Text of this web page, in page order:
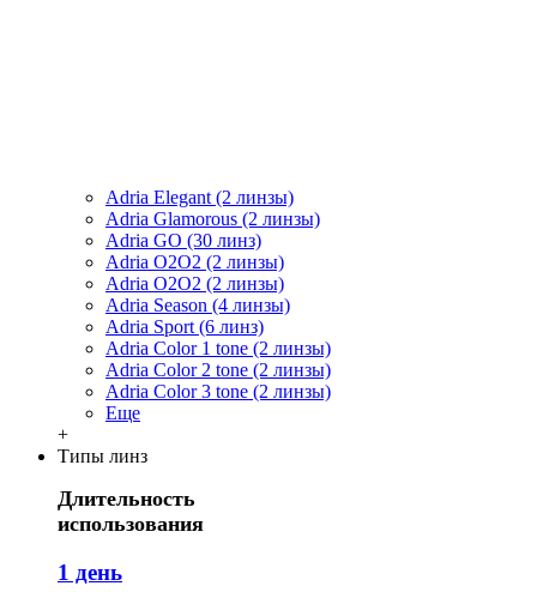
Adria Elegant (2 линзы)
Adria Glamorous (2 линзы)
Adria GO (30 линз)
Adria O2O2 (2 линзы)
Adria O2O2 (2 линзы)
Adria Season (4 линзы)
Adria Sport (6 линз)
Adria Сolor 1 tone (2 линзы)
Adria Сolor 2 tone (2 линзы)
Adria Сolor 3 tone (2 линзы)
Еще
+
Типы линз
Длительность
использования
1 день